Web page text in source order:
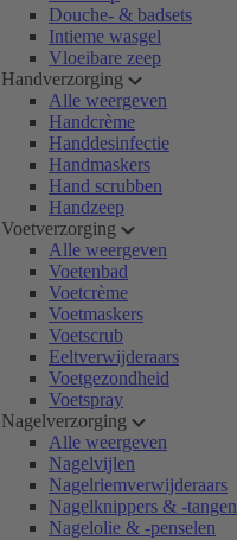
Douche- & badsets
Intieme wasgel
Vloeibare zeep
Handverzorging
Alle weergeven
Handcrème
Handdesinfectie
Handmaskers
Hand scrubben
Handzeep
Voetverzorging
Alle weergeven
Voetenbad
Voetcrème
Voetmaskers
Voetscrub
Eeltverwijderaars
Voetgezondheid
Voetspray
Nagelverzorging
Alle weergeven
Nagelvijlen
Nagelriemverwijderaars
Nagelknippers & -tangen
Nagelolie & -penselen